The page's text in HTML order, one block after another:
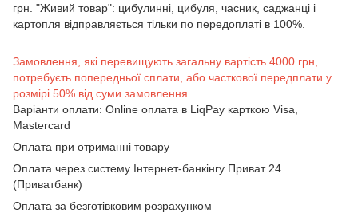
грн. "Живий товар": цибулинні, цибуля, часник, саджанці і
картопля відправляється тільки по передоплаті в 100%.
Замовлення, які перевищують загальну вартість 4000 грн,
потребуєть попередньої сплати, або часткової передплати у
розмірі 50% від суми замовлення.
Варіанти оплати: Online оплата в LiqPay карткою Visa,
Mastercard
Оплата при отриманні товару
Оплата через систему Інтернет-банкінгу Приват 24
(Приватбанк)
Оплата за безготівковим розрахунком